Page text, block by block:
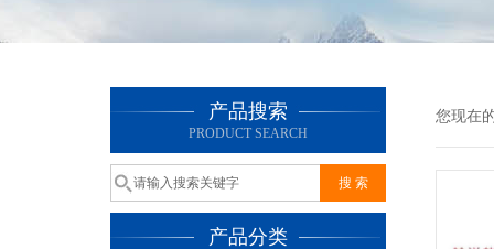
产品搜索
PRODUCT SEARCH
产品分类
您现在